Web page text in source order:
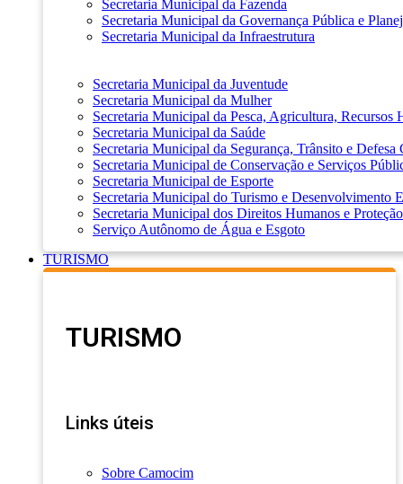
Secretaria Municipal da Fazenda
Secretaria Municipal da Governança Pública e
Secretaria Municipal da Infraestrutura
Secretaria Municipal da Juventude
Secretaria Municipal da Mulher
Secretaria Municipal da Pesca, Agricultura, Recursos
Secretaria Municipal da Saúde
Secretaria Municipal da Segurança, Trânsito e Defesa
Secretaria Municipal de Conservação e Serviços
Secretaria Municipal de Esporte
Secretaria Municipal do Turismo e Desenvolvimento
Secretaria Municipal dos Direitos Humanos e
Serviço Autônomo de Água e Esgoto
TURISMO
TURISMO
Links úteis
Sobre Camocim